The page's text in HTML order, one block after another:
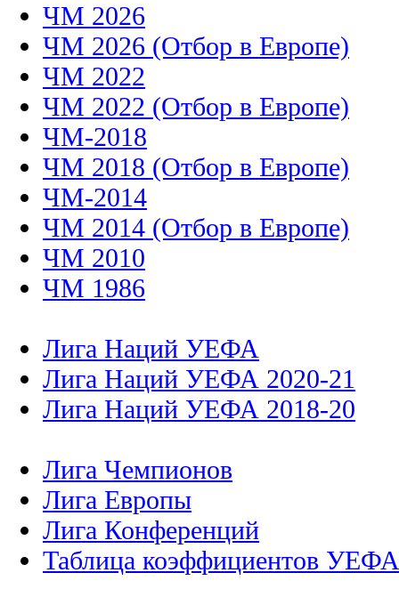
ЧМ 2026
ЧМ 2026 (Отбор в Европе)
ЧМ 2022
ЧМ 2022 (Отбор в Европе)
ЧМ-2018
ЧМ 2018 (Отбор в Европе)
ЧМ-2014
ЧМ 2014 (Отбор в Европе)
ЧМ 2010
ЧМ 1986
Лига Наций УЕФА
Лига Наций УЕФА 2020-21
Лига Наций УЕФА 2018-20
Лига Чемпионов
Лига Европы
Лига Конференций
Таблица коэффициентов УЕФА